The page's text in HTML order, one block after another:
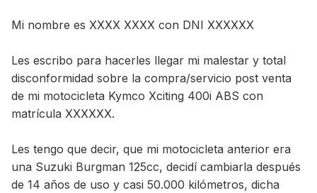
Mi nombre es XXXX XXXX con DNI XXXXXX
Les escribo para hacerles llegar mi malestar y total
disconformidad sobre la compra/servicio post venta
de mi motocicleta Kymco Xciting 400i ABS con
matrícula XXXXXX.
Les tengo que decir, que mi motocicleta anterior era
una Suzuki Burgman 125cc, decidí cambiarla después
de 14 años de uso y casi 50.000 kilómetros, dicha